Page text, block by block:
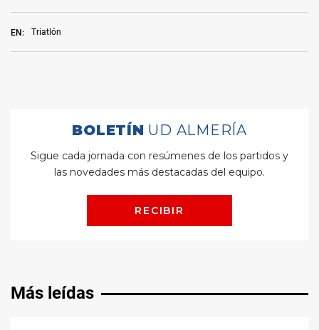
EN: Triatlón
Más leídas